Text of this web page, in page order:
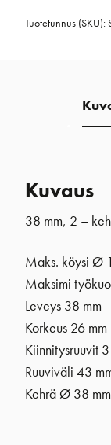
kehrällä
Tuotetunnus (SKU):
Kuvaus
38 mm, 2 –
Maks. köysi Ø
Maksimi
Leveys 38 mm
Korkeus 26 mm
Kiinnitysruuvit
Ruuviväli 43
Kehrä Ø 38 mm